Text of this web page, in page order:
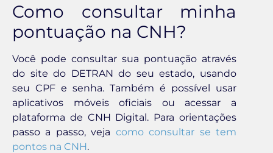
Como consultar minha
pontuação na CNH?
Você pode consultar sua pontuação através
do site do DETRAN do seu estado, usando
seu CPF e senha. Também é possível usar
aplicativos móveis oficiais ou acessar a
plataforma de CNH Digital. Para orientações
passo a passo, veja como consultar se tem
pontos na CNH.